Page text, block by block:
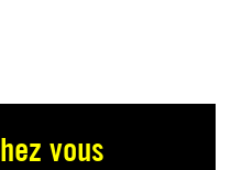
vous